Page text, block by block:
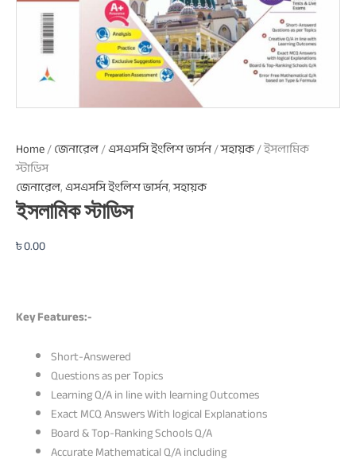
Home/জেনারেল/এসএসসি ইংলিশ ভার্সন/সহায়ক/ ইসলামিক
স্টাডিস
জেনারেল,এসএসসি ইংলিশ ভার্সন,সহায়ক
ইসলামিক স্টাডিস
৳0.00
Key Features:-
Short-Answered
Questions as per Topics
Learning Q/A in line with learning Outcomes
Exact MCQ Answers With logical Explanations
Board & Top-Ranking Schools Q/A
Accurate Mathematical Q/A including